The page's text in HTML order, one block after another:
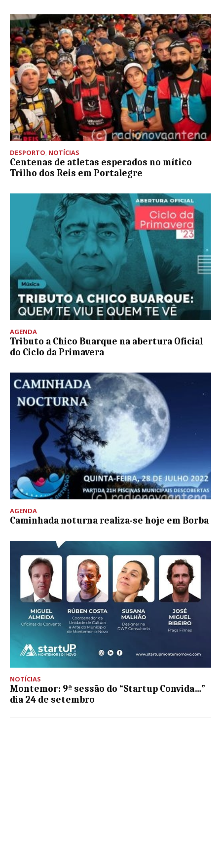
DESPORTO, NOTÍCIAS
Centenas de atletas esperados no mítico
Trilho dos Reis em Portalegre
AGENDA
Tributo a Chico Buarque na abertura Oficial
do Ciclo da Primavera
AGENDA
Caminhada noturna realiza-se hoje em Borba
NOTÍCIAS
Montemor: 9ª sessão do “Startup Convida…”
dia 24 de setembro